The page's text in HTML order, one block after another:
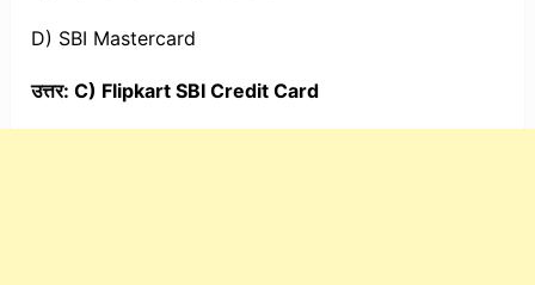
D) SBI Mastercard
उत्तर: C) Flipkart SBI Credit Card